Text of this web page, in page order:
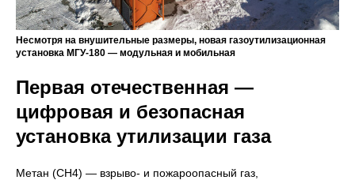
Несмотря на внушительные размеры, новая газоутилизационная
установка МГУ-180 — модульная и мобильная
Первая отечественная —
цифровая и безопасная
установка утилизации газа
Метан (СН4) — взрыво- и пожароопасный газ,